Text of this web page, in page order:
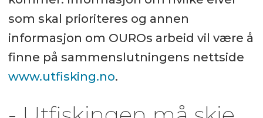
som skal prioriteres og annen
informasjon om OUROs arbeid vil være å
finne på sammenslutningens nettside
www.utfisking.no.